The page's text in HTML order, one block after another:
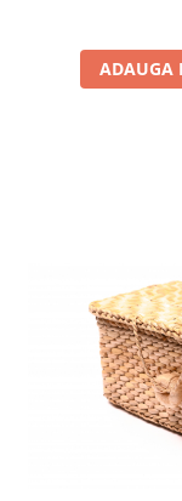
ADAUGA